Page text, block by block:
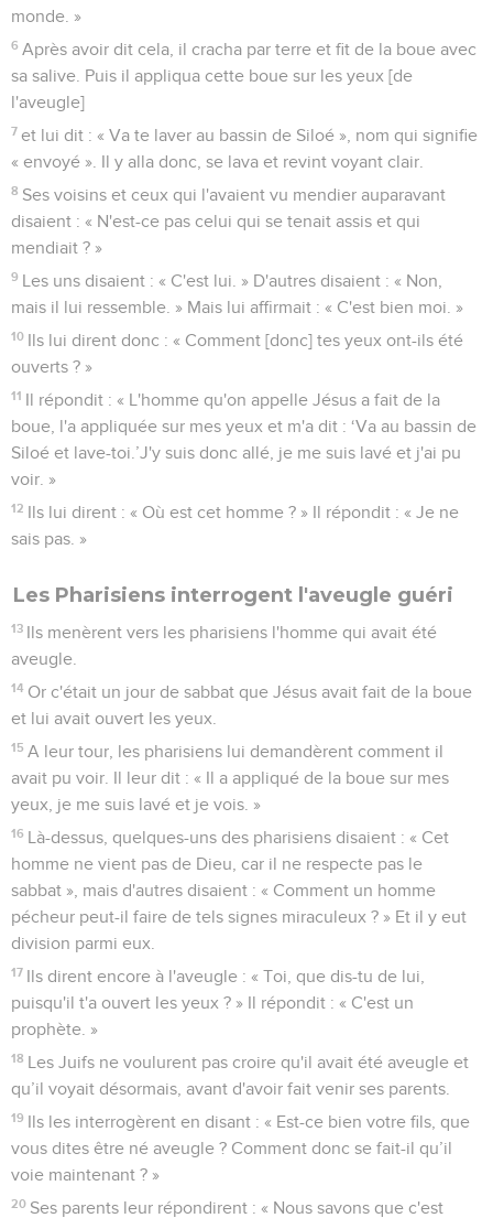
monde. »
6 Après avoir dit cela, il cracha par terre et fit de la boue avec
sa salive. Puis il appliqua cette boue sur les yeux [de
l'aveugle]
7 et lui dit : « Va te laver au bassin de Siloé », nom qui signifie
« envoyé ». Il y alla donc, se lava et revint voyant clair.
8 Ses voisins et ceux qui l'avaient vu mendier auparavant
disaient : « N'est-ce pas celui qui se tenait assis et qui
mendiait ? »
9 Les uns disaient : « C'est lui. » D'autres disaient : « Non,
mais il lui ressemble. » Mais lui affirmait : « C'est bien moi. »
10 Ils lui dirent donc : « Comment [donc] tes yeux ont-ils été
ouverts ? »
11 Il répondit : « L'homme qu'on appelle Jésus a fait de la
boue, l'a appliquée sur mes yeux et m'a dit : ‘Va au bassin de
Siloé et lave-toi.’J'y suis donc allé, je me suis lavé et j'ai pu
voir. »
12 Ils lui dirent : « Où est cet homme ? » Il répondit : « Je ne
sais pas. »
Les Pharisiens interrogent l'aveugle guéri
13 Ils menèrent vers les pharisiens l'homme qui avait été
aveugle.
14 Or c'était un jour de sabbat que Jésus avait fait de la boue
et lui avait ouvert les yeux.
15 A leur tour, les pharisiens lui demandèrent comment il
avait pu voir. Il leur dit : « Il a appliqué de la boue sur mes
yeux, je me suis lavé et je vois. »
16 Là-dessus, quelques-uns des pharisiens disaient : « Cet
homme ne vient pas de Dieu, car il ne respecte pas le
sabbat », mais d'autres disaient : « Comment un homme
pécheur peut-il faire de tels signes miraculeux ? » Et il y eut
division parmi eux.
17 Ils dirent encore à l'aveugle : « Toi, que dis-tu de lui,
puisqu'il t'a ouvert les yeux ? » Il répondit : « C'est un
prophète. »
18 Les Juifs ne voulurent pas croire qu'il avait été aveugle et
qu’il voyait désormais, avant d'avoir fait venir ses parents.
19 Ils les interrogèrent en disant : « Est-ce bien votre fils, que
vous dites être né aveugle ? Comment donc se fait-il qu’il
voie maintenant ? »
20 Ses parents leur répondirent : « Nous savons que c'est